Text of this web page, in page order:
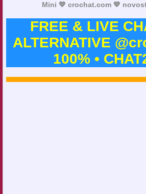
Mini 💙 crochat.com 💙
FREE & LIVE
ALTERNATIVE
100% •